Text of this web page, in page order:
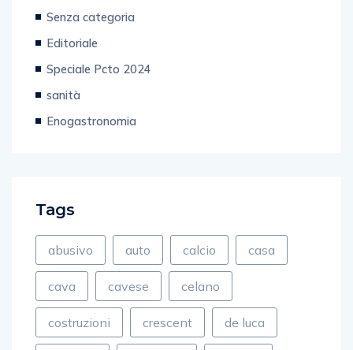
Senza categoria
Editoriale
Speciale Pcto 2024
sanità
Enogastronomia
Tags
abusivo auto calcio casa
cava cavese celano
costruzioni crescent de luca